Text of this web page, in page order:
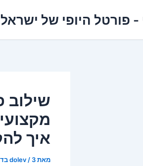
- פורטל היופי של ישראל
שילוב
איך
מאת dolev / 3 בדצמבר 2025